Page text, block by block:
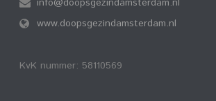
www.doopsgezindamsterdam.nl
KvK nummer: 58110569